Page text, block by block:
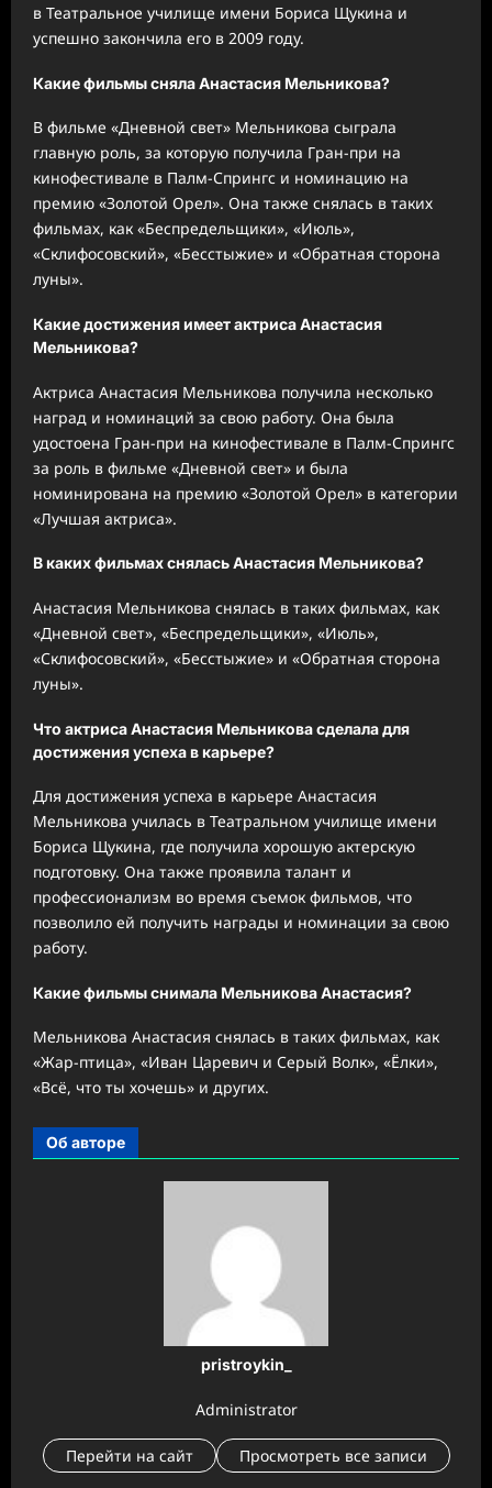
в Театральное училище имени Бориса Щукина и
успешно закончила его в 2009 году.
Какие фильмы сняла Анастасия Мельникова?
В фильме «Дневной свет» Мельникова сыграла
главную роль, за которую получила Гран-при на
кинофестивале в Палм-Спрингс и номинацию на
премию «Золотой Орел». Она также снялась в таких
фильмах, как «Беспредельщики», «Июль»,
«Склифосовский», «Бесстыжие» и «Обратная сторона
луны».
Какие достижения имеет актриса Анастасия
Мельникова?
Актриса Анастасия Мельникова получила несколько
наград и номинаций за свою работу. Она была
удостоена Гран-при на кинофестивале в Палм-Спрингс
за роль в фильме «Дневной свет» и была
номинирована на премию «Золотой Орел» в категории
«Лучшая актриса».
В каких фильмах снялась Анастасия Мельникова?
Анастасия Мельникова снялась в таких фильмах, как
«Дневной свет», «Беспредельщики», «Июль»,
«Склифосовский», «Бесстыжие» и «Обратная сторона
луны».
Что актриса Анастасия Мельникова сделала для
достижения успеха в карьере?
Для достижения успеха в карьере Анастасия
Мельникова училась в Театральном училище имени
Бориса Щукина, где получила хорошую актерскую
подготовку. Она также проявила талант и
профессионализм во время съемок фильмов, что
позволило ей получить награды и номинации за свою
работу.
Какие фильмы снимала Мельникова Анастасия?
Мельникова Анастасия снялась в таких фильмах, как
«Жар-птица», «Иван Царевич и Серый Волк», «Ёлки»,
«Всё, что ты хочешь» и других.
Об авторе
pristroykin_
Administrator
Перейти на сайт Просмотреть все записи